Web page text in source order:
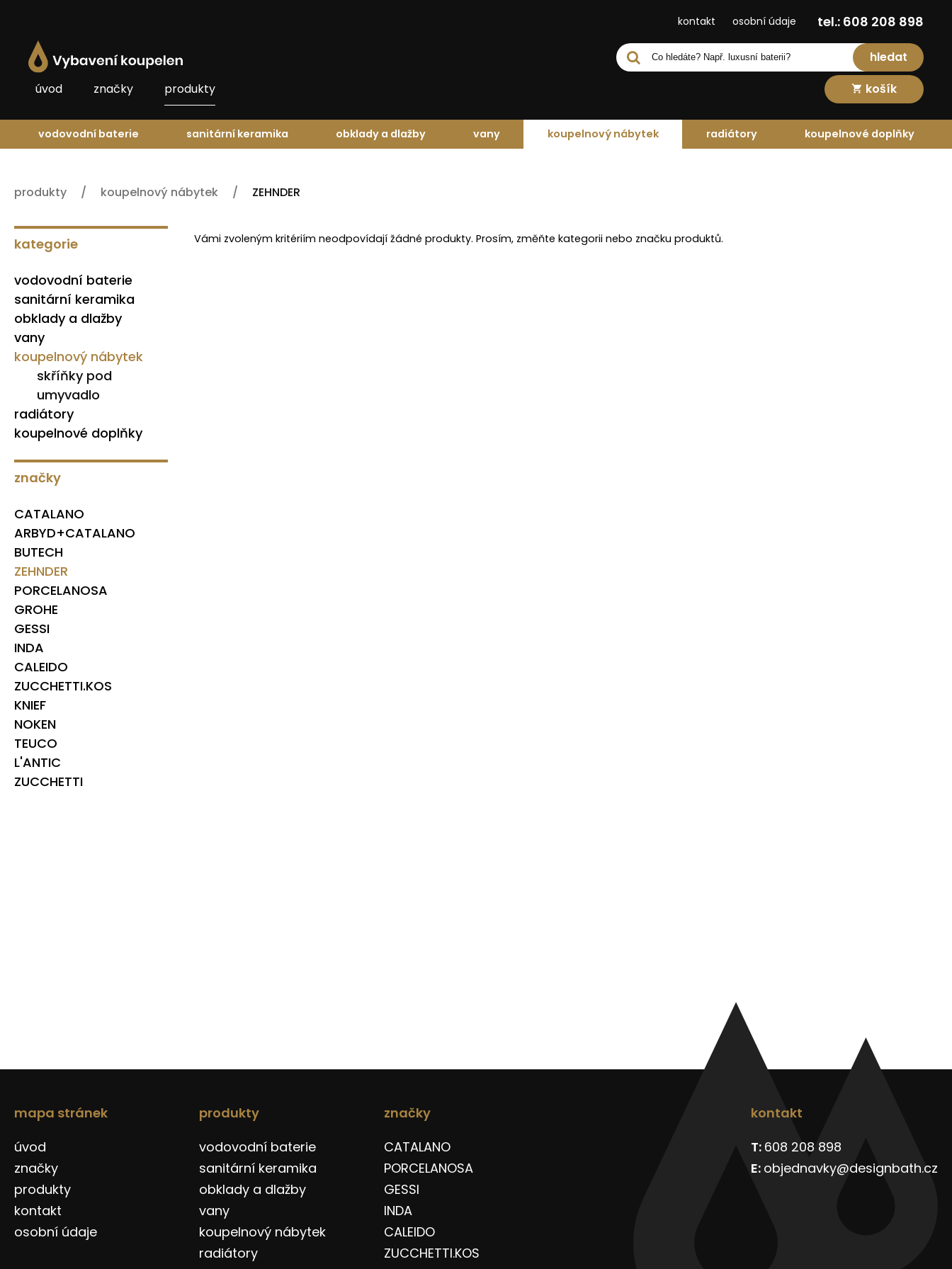
tel.: 608 208 898
kontakt osobní údaje
úvod značky produkty
hledat
košík
vodovodní baterie sanitární keramika obklady a dlažby vany koupelnový nábytek radiátory koupelnové doplňky
produkty koupelnový nábytek ZEHNDER
kategorie
vodovodní baterie
sanitární keramika
obklady a dlažby
vany
koupelnový nábytek
skříňky pod
umyvadlo
radiátory
koupelnové doplňky
značky
CATALANO
ARBYD+CATALANO
BUTECH
ZEHNDER
PORCELANOSA
GROHE
GESSI
INDA
CALEIDO
ZUCCHETTI.KOS
KNIEF
NOKEN
TEUCO
L'ANTIC
ZUCCHETTI
Vámi zvoleným kritériím neodpovídají žádné produkty. Prosím, změňte kategorii nebo značku produktů.
mapa stránek
úvod
značky
produkty
kontakt
osobní údaje
produkty
vodovodní baterie
sanitární keramika
obklady a dlažby
vany
koupelnový nábytek
radiátory
značky
CATALANO
PORCELANOSA
GESSI
INDA
CALEIDO
ZUCCHETTI.KOS
kontakt
608 208 898
objednavky@designbath.cz